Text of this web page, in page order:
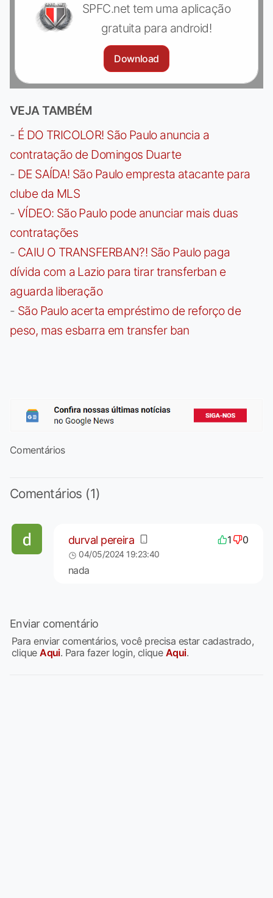
SPFC.net tem uma aplicação
gratuita para android!
Download
VEJA TAMBÉM
- É DO TRICOLOR! São Paulo anuncia a
contratação de Domingos Duarte
- DE SAÍDA! São Paulo empresta atacante para
clube da MLS
- VÍDEO: São Paulo pode anunciar mais duas
contratações
- CAIU O TRANSFERBAN?! São Paulo paga
dívida com a Lazio para tirar transferban e
aguarda liberação
- São Paulo acerta empréstimo de reforço de
peso, mas esbarra em transfer ban
Comentários
Comentários (1)
durval pereira 1 0
04/05/2024 19:23:40
nada
Enviar comentário
Para enviar comentários, você precisa estar cadastrado,
cliqueAqui. Para fazer login, clique Aqui.